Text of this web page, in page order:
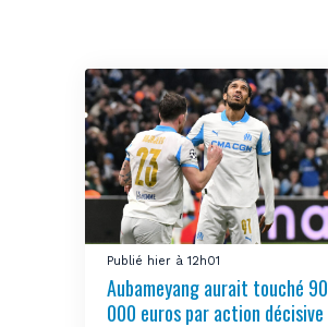
Publié hier à 12h01
Aubameyang aurait touché 90
000 euros par action décisive